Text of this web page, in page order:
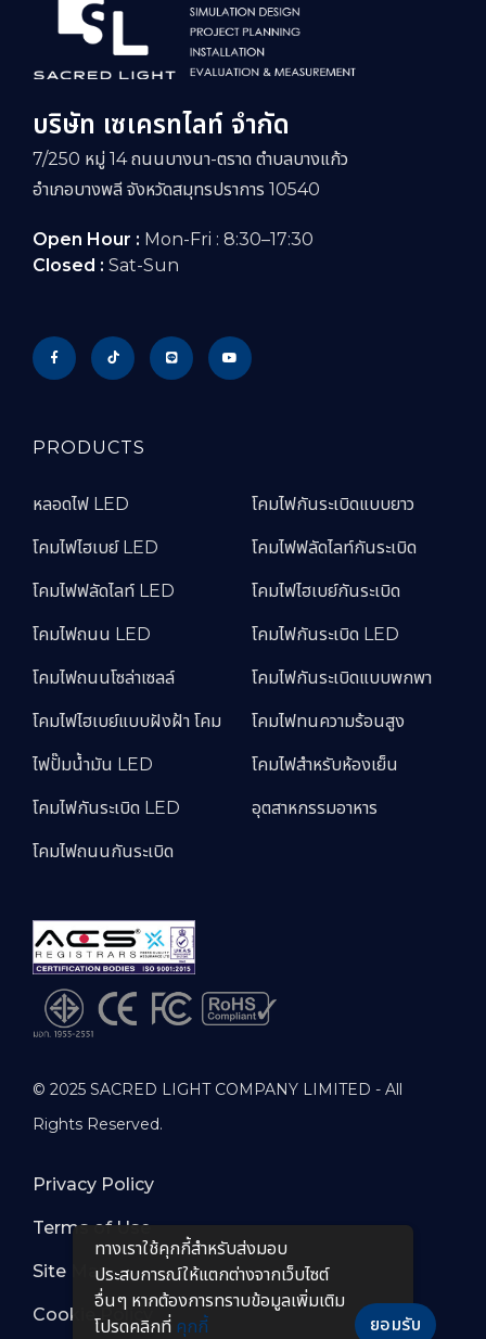
บริษัท เซเครทไลท์ จำกัด
7/250 หมู่ 14 ถนนบางนา-ตราด ตำบลบางแก้ว
อำเภอบางพลี จังหวัดสมุทรปราการ 10540
Open Hour : Mon-Fri : 8:30–17:30
Closed : Sat-Sun
PRODUCTS
หลอดไฟ LED
โคมไฟไฮเบย์ LED
โคมไฟฟลัดไลท์ LED
โคมไฟถนน LED
โคมไฟถนนโซล่าเซลล์
โคมไฟไฮเบย์แบบฝังฝ้า โคม
ไฟปั๊มน้ำมัน LED
โคมไฟกันระเบิด LED
โคมไฟถนนกันระเบิด
โคมไฟกันระเบิดแบบยาว
โคมไฟฟลัดไลท์กันระเบิด
โคมไฟไฮเบย์กันระเบิด
โคมไฟกันระเบิด LED
โคมไฟกันระเบิดแบบพกพา
โคมไฟทนความร้อนสูง
โคมไฟสำหรับห้องเย็น
อุตสาหกรรมอาหาร
© 2025 SACRED LIGHT COMPANY LIMITED - All
Rights Reserved.
Privacy Policy
Terms of Use
Site Map
Cookie Policy
ทางเราใช้คุกกี้สําหรับส่งมอบ
ประสบการณ์ให้แตกต่างจากเว็บไซต์
อื่นๆ หากต้องการทราบข้อมูลเพิ่มเติม
โปรดคลิกที่ คุกกี้ ยอมรับ